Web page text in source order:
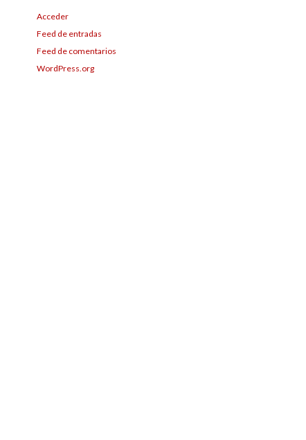
Acceder
Feed de entradas
Feed de comentarios
WordPress.org